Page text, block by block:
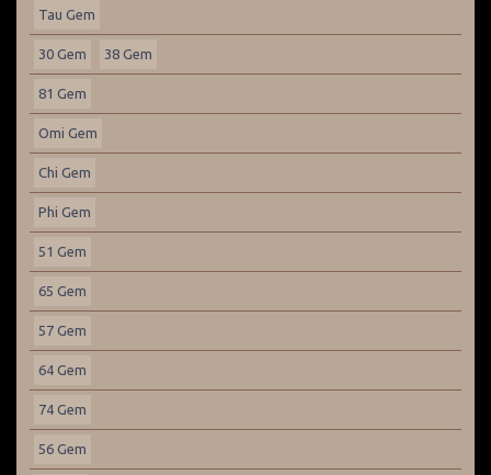
Tau Gem
30 Gem 38 Gem
81 Gem
Omi Gem
Chi Gem
Phi Gem
51 Gem
65 Gem
57 Gem
64 Gem
74 Gem
56 Gem